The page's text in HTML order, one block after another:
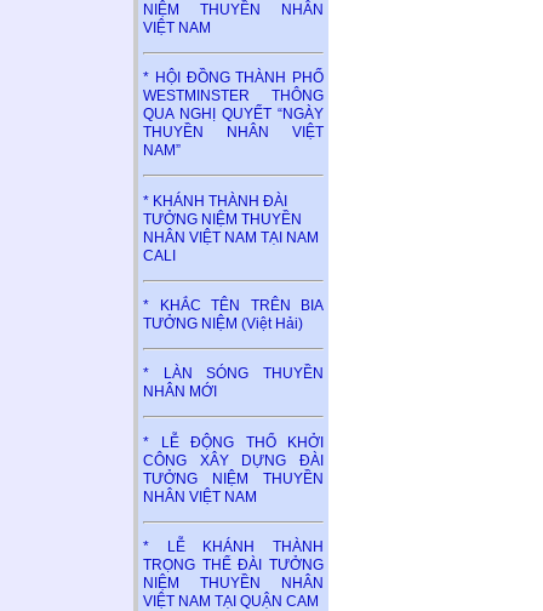
NIỆM THUYỀN NHÂN
VIỆT NAM
* HỘI ĐỒNG THÀNH PHỐ
WESTMINSTER THÔNG
QUA NGHỊ QUYẾT “NGÀY
THUYỀN NHÂN VIỆT
NAM”
* KHÁNH THÀNH ĐÀI
TƯỞNG NIỆM THUYỀN
NHÂN VIỆT NAM TẠI NAM
CALI
* KHẮC TÊN TRÊN BIA
TƯỞNG NIỆM (Việt Hải)
* LÀN SÓNG THUYỀN
NHÂN MỚI
* LỄ ĐỘNG THỔ KHỞI
CÔNG XÂY DỰNG ĐÀI
TƯỞNG NIỆM THUYỀN
NHÂN VIỆT NAM
* LỄ KHÁNH THÀNH
TRỌNG THỂ ĐÀI TƯỞNG
NIỆM THUYỀN NHÂN
VIỆT NAM TẠI QUẬN CAM